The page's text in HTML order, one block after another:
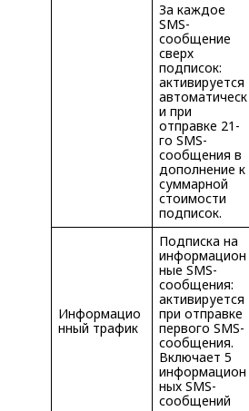
За каждое
SMS-
сообщение
сверх
подписок:
активируется
автоматическ
и при
отправке 21-
го SMS-
сообщения в
дополнение к
суммарной
стоимости
подписок.
Информацио
нный трафик
Подписка на
информацион
ные SMS-
сообщения:
активируется
при отправке
первого SMS-
сообщения.
Включает 5
информацион
ных SMS-
сообщений